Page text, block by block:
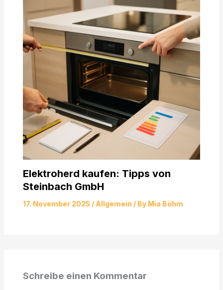
Elektroherd kaufen: Tipps von
Steinbach GmbH
17. November 2025 / Allgemein / By Mia Böhm
Schreibe einen Kommentar